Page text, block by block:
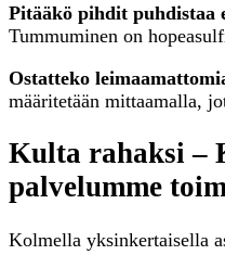
Pitääkö pihdit puhdistaa
Tummuminen on
Ostatteko
määritetään mittaamalla,
Kulta rahaksi –
palvelumme
Kolmella yksinkertaisella